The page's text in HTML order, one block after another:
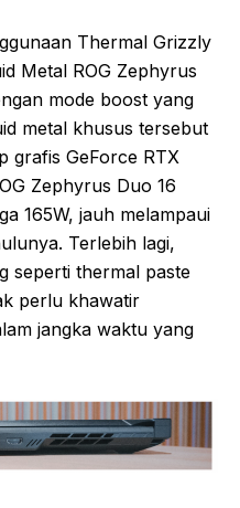
Thermal Grizzly
Metal ROG Zephyrus
mode boost yang
metal khusus tersebut
grafis GeForce RTX
Zephyrus Duo 16
165W, jauh melampaui
Terlebih lagi,
seperti thermal paste
perlu khawatir
jangka waktu yang